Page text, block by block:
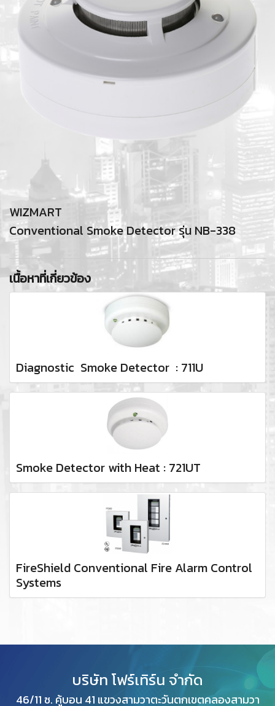
WIZMART
Conventional Smoke Detector รุ่น NB-338
เนื้อหาที่เกี่ยวข้อง
Diagnostic Smoke Detector : 711U
Smoke Detector with Heat : 721UT
FireShield Conventional Fire Alarm Control
Systems
บริษัท โฟร์เทิร์น จำกัด
46/11 ซ. คู้บอน 41 แขวงสามวาตะวันตกเขตคลองสามวา